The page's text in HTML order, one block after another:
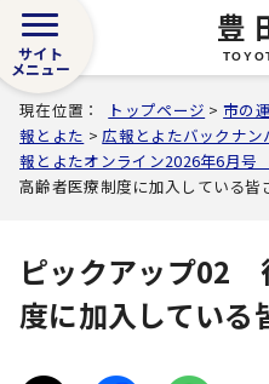
豊
サイト
メニュー
現在位置： トップページ >市の
報とよた >広報とよたバックナン
報とよたオンライン2026年6月
高齢者医療制度に加入している皆
ピックアップ02
度に加入している